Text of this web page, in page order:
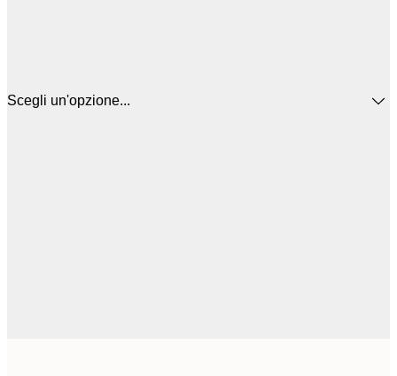
Scegli un'opzione...